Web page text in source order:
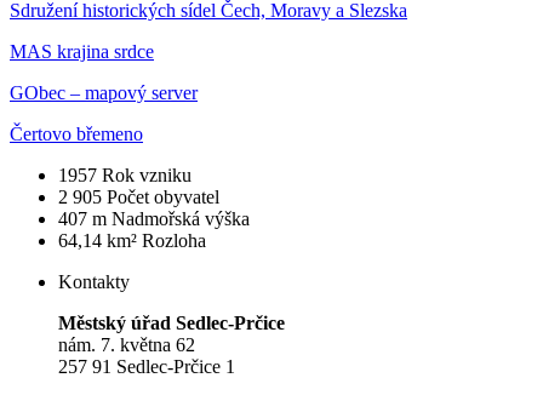
Sdružení historických sídel Čech, Moravy a Slezska
MAS krajina srdce
GObec – mapový server
Čertovo břemeno
1957 Rok vzniku
2 905 Počet obyvatel
407 m Nadmořská výška
64,14 km² Rozloha
Kontakty
Městský úřad Sedlec-Prčice
nám. 7. května 62
257 91 Sedlec-Prčice 1